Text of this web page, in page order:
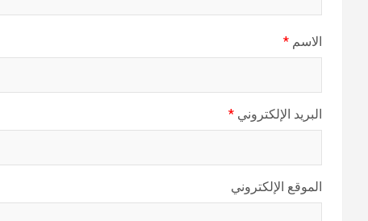
الاسم *
البريد الإلكتروني *
الموقع الإلكتروني